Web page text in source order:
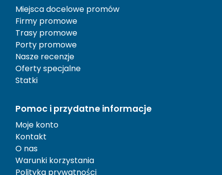
Miejsca docelowe promów
Firmy promowe
Trasy promowe
Porty promowe
Nasze recenzje
Oferty specjalne
Statki
Pomoc i przydatne informacje
Moje konto
Kontakt
O nas
Warunki korzystania
Polityka prywatności